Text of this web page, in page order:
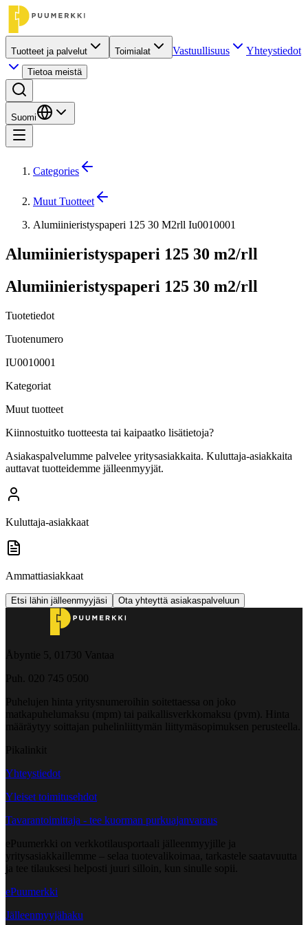
Tuotteet ja palvelut Toimialat Vastuullisuus Yhteystiedot
Tietoa meistä
Suomi
Categories
Muut Tuotteet
Alumiinieristyspaperi 125 30 M2rll Iu0010001
Alumiinieristyspaperi 125 30 m2/rll
Alumiinieristyspaperi 125 30 m2/rll
Tuotetiedot
Tuotenumero
IU0010001
Kategoriat
Muut tuotteet
Kiinnostuitko tuotteesta tai kaipaatko lisätietoja?
Asiakaspalvelumme palvelee yritysasiakkaita. Kuluttaja-asiakkaita
auttavat tuotteidemme jälleenmyyjät.
Kuluttaja-asiakkaat
Ammattiasiakkaat
Etsi lähin jälleenmyyjäsi Ota yhteyttä asiakaspalveluun
Åbyntie 5, 01730 Vantaa
Puh. 020 745 0500
Puhelujen hinta yritysnumeroihin soitettaessa on joko
matkapuhelumaksu (mpm) tai paikallisverkkomaksu (pvm). Hinta
määräytyy soittajan puhelinliittymän liittymäsopimuksen perusteella.
Pikalinkit
Yhteystiedot
Yleiset toimitusehdot
Tavarantoimittaja - tee kuorman purkuajanvaraus
ePuumerkki on verkkotilausportaali jälleenmyyjille ja
yritysasiakkaillemme – selaa tuotevalikoimaa, tarkastele saatavuutta
ja tee tilauksesi helposti juuri silloin, kun sinulle sopii.
ePuumerkki
Jälleenmyyjähaku